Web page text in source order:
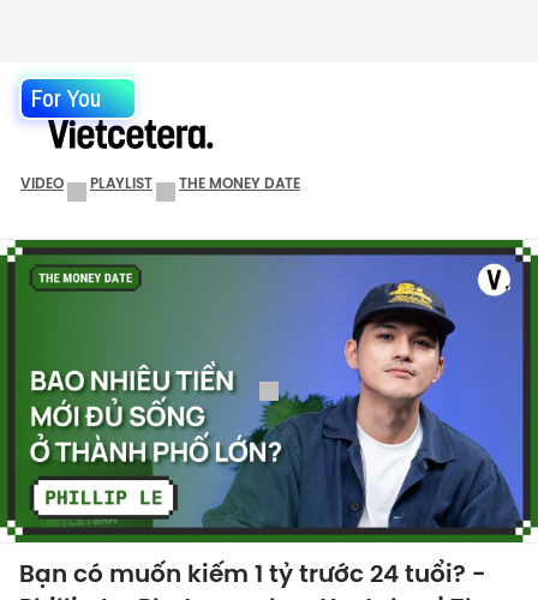
For You
VIDEO PLAYLIST THE MONEY DATE
Bạn có muốn kiếm 1 tỷ trước 24 tuổi? -